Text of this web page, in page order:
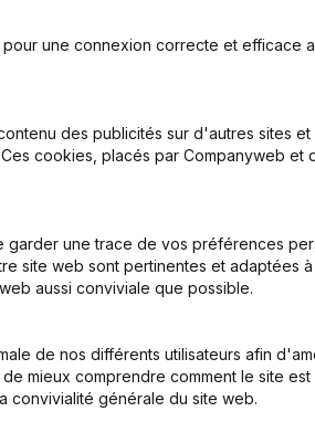
Essayer gratuitement Découvrir
une connexion correcte et efficace
des publicités sur d'autres sites
cookies, placés par Companyweb et
une trace de vos préférences
site web sont pertinentes et adaptées
aussi conviviale que possible.
de nos différents utilisateurs afin
mieux comprendre comment le site
convivialité générale du site web.